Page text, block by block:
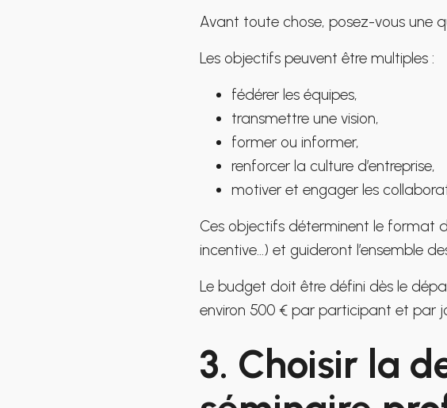
Avant toute chose, posez-vous une
Les objectifs peuvent être multiples :
fédérer les équipes,
transmettre une vision,
former ou informer,
renforcer la culture d’entreprise,
motiver et engager les
Ces objectifs déterminent le format
incentive…) et guideront l’ensemble
Le budget doit être défini dès le
environ 500 € par participant et par
3. Choisir la